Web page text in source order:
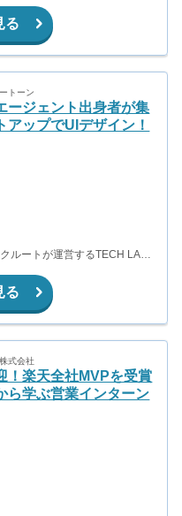
る
トーン
ージェント出身者が集
アップでUIデザイン！
る
式会社
！楽天全社MVPを受賞
ら学ぶ営業インターン